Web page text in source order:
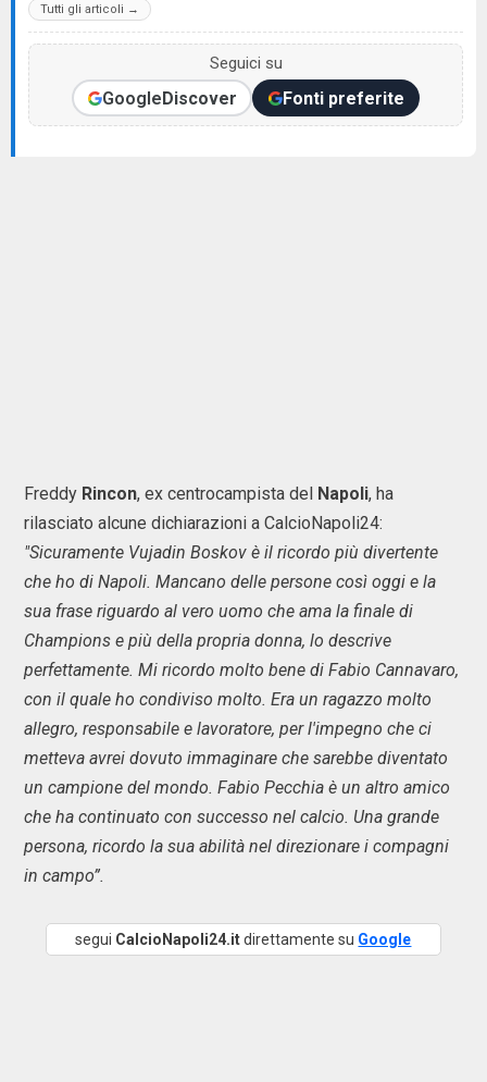
Tutti gli articoli →
Seguici su
GoogleDiscover Fonti preferite
Freddy Rincon, ex centrocampista del Napoli, ha
rilasciato alcune dichiarazioni a CalcioNapoli24:
"Sicuramente Vujadin Boskov è il ricordo più divertente
che ho di Napoli. Mancano delle persone così oggi e la
sua frase riguardo al vero uomo che ama la finale di
Champions e più della propria donna, lo descrive
perfettamente. Mi ricordo molto bene di Fabio Cannavaro,
con il quale ho condiviso molto. Era un ragazzo molto
allegro, responsabile e lavoratore, per l'impegno che ci
metteva avrei dovuto immaginare che sarebbe diventato
un campione del mondo. Fabio Pecchia è un altro amico
che ha continuato con successo nel calcio. Una grande
persona, ricordo la sua abilità nel direzionare i compagni
in campo”.
segui CalcioNapoli24.itdirettamente su Google